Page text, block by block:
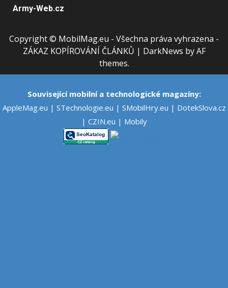
Army-Web.cz
Copyright © MobilMag.eu - Všechna práva vyhrazena -
ZÁKAZ KOPÍROVÁNÍ ČLÁNKŮ | DarkNews by AF
themes.
Související mobilní a technologické magazíny:
AppleMag.eu | STechnologie.eu | SMobilHry.eu | DotekSlova.cz
| CZIN.eu | Mobily